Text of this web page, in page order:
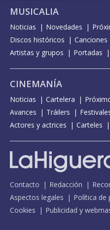
MUSICALIA
Noticias Novedades
Discos históricos
Canciones
Artistas y grupos
Portadas
CINEMANÍA
Noticias Cartelera
Avances
Tráilers
Actores y actrices
Carteles
Contacto Redacción
Aspectos legales
Política de
Cookies
Publicidad y